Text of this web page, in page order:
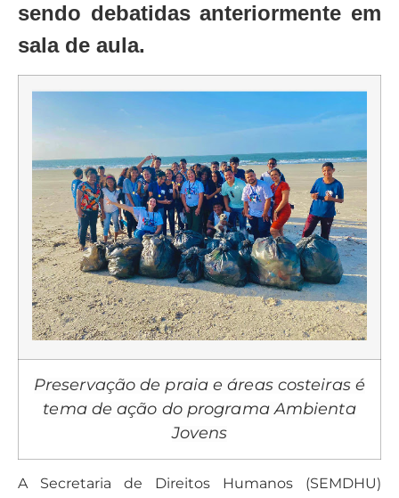
sendo debatidas anteriormente em
sala de aula.
Preservação de praia e áreas costeiras é
tema de ação do programa Ambienta
Jovens
A Secretaria de Direitos Humanos (SEMDHU)